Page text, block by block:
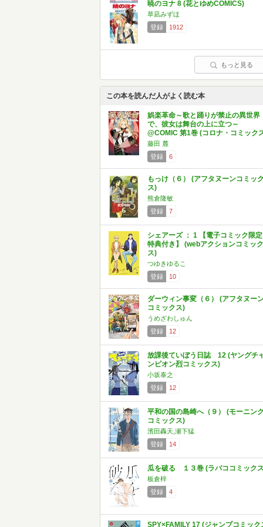
暁のヨナ 8 (花とゆめCOMICS)
草凪みずほ
登録
1912
もっと見る
この本を読んだ人がよく読む本
娯楽革命～歌と踊りが禁止の異世界
で、彼女は舞台の上に立つ～
@COMIC 第1巻 (コロナ・コミック
藤田 麓
登録
6
もっけ（６） (アフタヌーンコミック
ス)
熊倉隆敏
登録
7
シェアーズ ： 1 【電子コミック限定
特典付き】 (webアクションコミック
ス)
つゆきゆるこ
登録
10
ダーウィン事変（６） (アフタヌー
コミックス)
うめざわしゅん
登録
12
放課後ていぼう日誌 12 (ヤングチ
ンピオン烈コミックス)
小坂泰之
登録
12
平和の国の島崎へ（９） (モーニン
コミックス)
濱田轟天,瀬下猛
登録
14
瓜を破る １３巻 (ラバココミック
板倉梓
登録
4
SPY×FAMILY 17 (ジャンプコミック